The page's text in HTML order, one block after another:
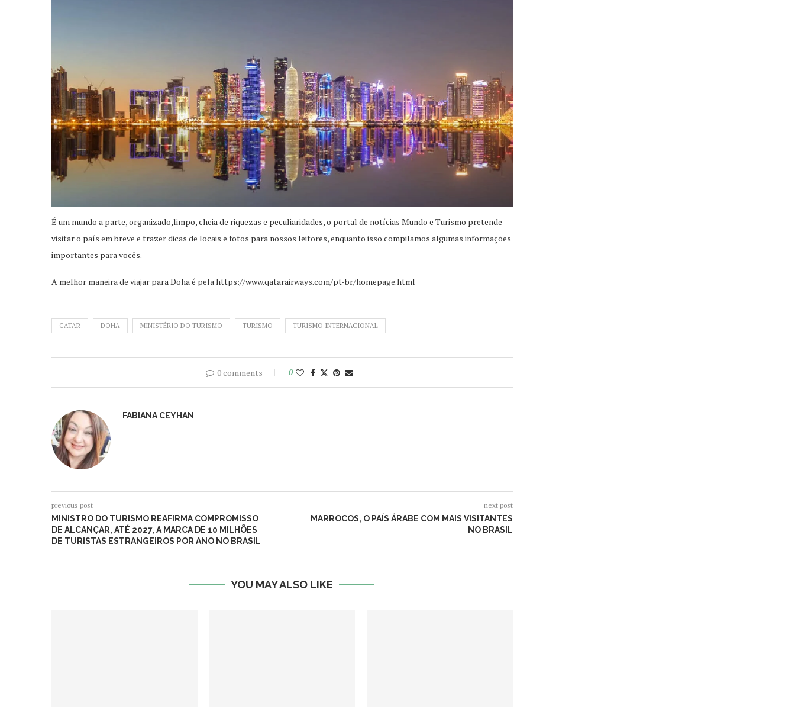
É um mundo a parte, organizado,limpo, cheia de riquezas e peculiaridades, o portal de notícias Mundo e Turismo pretende
visitar o país em breve e trazer dicas de locais e fotos para nossos leitores, enquanto isso compilamos algumas informações
importantes para vocês.
A melhor maneira de viajar para Doha é pela https://www.qatarairways.com/pt-br/homepage.html
CATAR DOHA MINISTÉRIO DO TURISMO TURISMO TURISMO INTERNACIONAL
0 comments 0
FABIANA CEYHAN
previous post
MINISTRO DO TURISMO REAFIRMA COMPROMISSO
DE ALCANÇAR, ATÉ 2027, A MARCA DE 10 MILHÕES
DE TURISTAS ESTRANGEIROS POR ANO NO BRASIL
next post
MARROCOS, O PAÍS ÁRABE COM MAIS VISITANTES
NO BRASIL
YOU MAY ALSO LIKE